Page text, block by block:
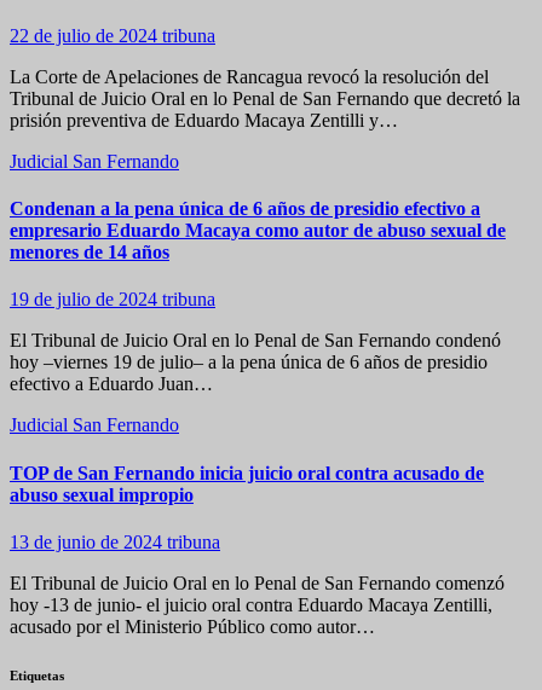
22 de julio de 2024 tribuna
La Corte de Apelaciones de Rancagua revocó la resolución del
Tribunal de Juicio Oral en lo Penal de San Fernando que decretó la
prisión preventiva de Eduardo Macaya Zentilli y…
Judicial San Fernando
Condenan a la pena única de 6 años de presidio efectivo a
empresario Eduardo Macaya como autor de abuso sexual de
menores de 14 años
19 de julio de 2024 tribuna
El Tribunal de Juicio Oral en lo Penal de San Fernando condenó
hoy –viernes 19 de julio– a la pena única de 6 años de presidio
efectivo a Eduardo Juan…
Judicial San Fernando
TOP de San Fernando inicia juicio oral contra acusado de
abuso sexual impropio
13 de junio de 2024 tribuna
El Tribunal de Juicio Oral en lo Penal de San Fernando comenzó
hoy -13 de junio- el juicio oral contra Eduardo Macaya Zentilli,
acusado por el Ministerio Público como autor…
Etiquetas